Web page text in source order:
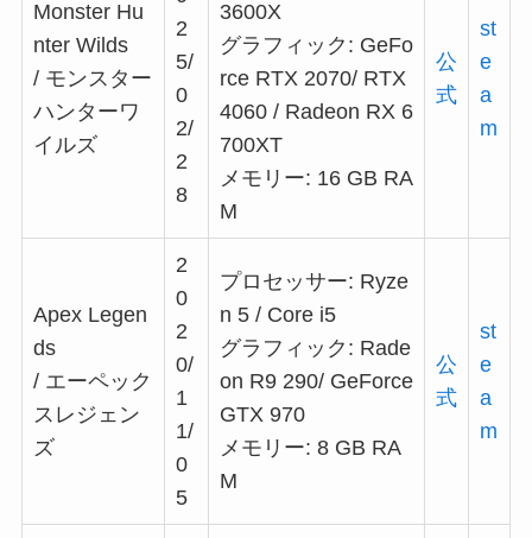
Monster Hu
nter Wilds
/ モンスター
ハンターワ
イルズ
2
5/
0
2/
2
8
3600X
グラフィック: GeFo
rce RTX 2070/ RTX
4060 / Radeon RX 6
700XT
メモリー: 16 GB RA
M
公
式
st
e
a
m
Apex Legen
ds
/ エーペック
スレジェン
ズ
2
0
2
0/
1
1/
0
5
プロセッサー: Ryze
n 5 / Core i5
グラフィック: Rade
on R9 290/ GeForce
GTX 970
メモリー: 8 GB RA
M
公
式
st
e
a
m